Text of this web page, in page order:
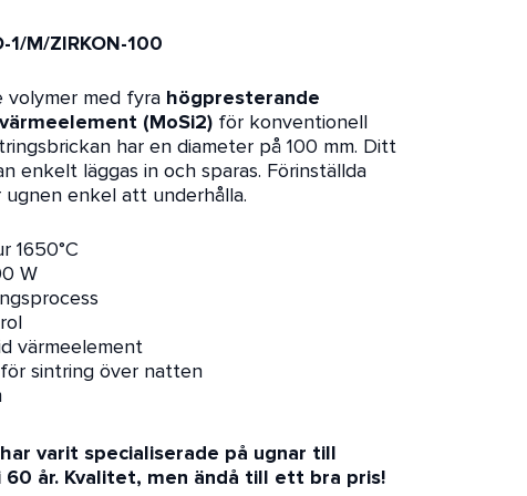
1/M/ZIRKON-100
volymer med fyra högpresterande
(MoSi2) för konventionell
har en diameter på 100 mm. Ditt
enkelt läggas in och sparas. Förinställda
ugnen enkel att underhålla.
1650°C
W
värmeelement
sintring över natten
varit specialiserade på ugnar till
60 år. Kvalitet, men ändå till ett bra pris!